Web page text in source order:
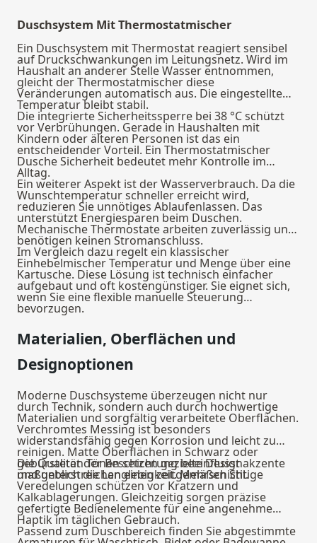
Duschsystem Mit Thermostatmischer
Ein Duschsystem mit Thermostat reagiert sensibel
auf Druckschwankungen im Leitungsnetz. Wird im
Haushalt an anderer Stelle Wasser entnommen,
gleicht der Thermostatmischer diese
Veränderungen automatisch aus. Die eingestellte
Temperatur bleibt stabil.
Die integrierte Sicherheitssperre bei 38 °C schützt
vor Verbrühungen. Gerade in Haushalten mit
Kindern oder älteren Personen ist das ein
entscheidender Vorteil. Ein Thermostatmischer
Dusche Sicherheit bedeutet mehr Kontrolle im
Alltag.
Ein weiterer Aspekt ist der Wasserverbrauch. Da die
Wunschtemperatur schneller erreicht wird,
reduzieren Sie unnötiges Ablaufenlassen. Das
unterstützt Energiesparen beim Duschen.
Mechanische Thermostate arbeiten zuverlässig und
benötigen keinen Stromanschluss.
Im Vergleich dazu regelt ein klassischer
Einhebelmischer Temperatur und Menge über eine
Kartusche. Diese Lösung ist technisch einfacher
aufgebaut und oft kostengünstiger. Sie eignet sich,
wenn Sie eine flexible manuelle Steuerung
bevorzugen.
Materialien, Oberflächen und
Designoptionen
Moderne Duschsysteme überzeugen nicht nur
durch Technik, sondern auch durch hochwertige
Materialien und sorgfältig verarbeitete Oberflächen.
Verchromtes Messing ist besonders
widerstandsfähig gegen Korrosion und leicht zu
reinigen. Matte Oberflächen in Schwarz oder
gebürsteten Tönen setzen gezielte Designakzente
und unterstreichen einen zeitgemäßen Stil.
Die Qualität der Beschichtung beeinflusst
maßgeblich die Langlebigkeit. Mehrschichtige
Veredelungen schützen vor Kratzern und
Kalkablagerungen. Gleichzeitig sorgen präzise
gefertigte Bedienelemente für eine angenehme
Haptik im täglichen Gebrauch.
Passend zum Duschbereich finden Sie abgestimmte